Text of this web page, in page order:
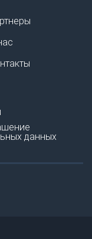
данных